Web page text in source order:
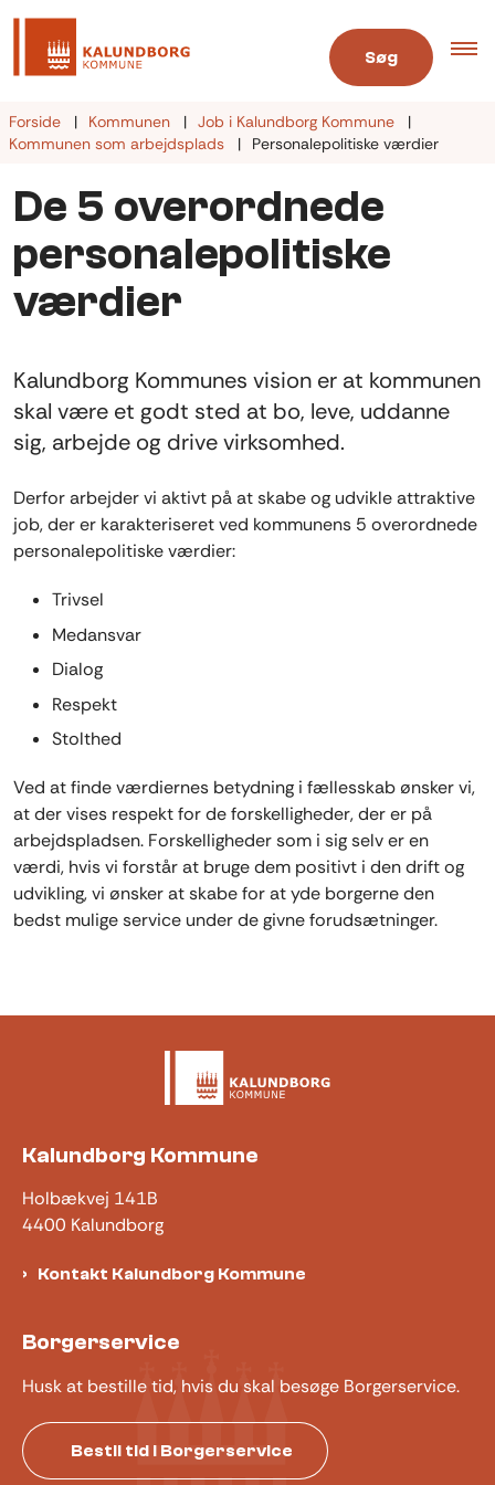
Søg
Forside Kommunen
Job i Kalundborg Kommune
Kommunen som arbejdsplads
Personalepolitiske værdier
De 5 overordnede
personalepolitiske
værdier
Kalundborg Kommunes vision er at kommunen
skal være et godt sted at bo, leve, uddanne
sig, arbejde og drive virksomhed.
Derfor arbejder vi aktivt på at skabe og udvikle attraktive
job, der er karakteriseret ved kommunens 5 overordnede
personalepolitiske værdier:
Trivsel
Medansvar
Dialog
Respekt
Stolthed
Ved at finde værdiernes betydning i fællesskab ønsker vi,
at der vises respekt for de forskelligheder, der er på
arbejdspladsen. Forskelligheder som i sig selv er en
værdi, hvis vi forstår at bruge dem positivt i den drift og
udvikling, vi ønsker at skabe for at yde borgerne den
bedst mulige service under de givne forudsætninger.
Kalundborg Kommune
Holbækvej 141B
4400 Kalundborg
Kontakt Kalundborg Kommune
Borgerservice
Husk at bestille tid, hvis du skal besøge Borgerservice.
Bestil tid i Borgerservice